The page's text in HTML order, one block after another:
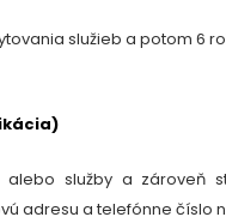
služieb a potom6
služby a zároveň
adresu a telefónne číslo